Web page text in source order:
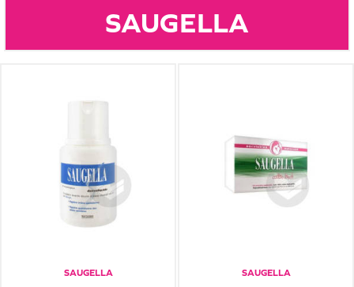
SAUGELLA
SAUGELLA
SAUGELLA